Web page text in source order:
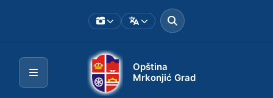
Opština
Mrkonjić Grad